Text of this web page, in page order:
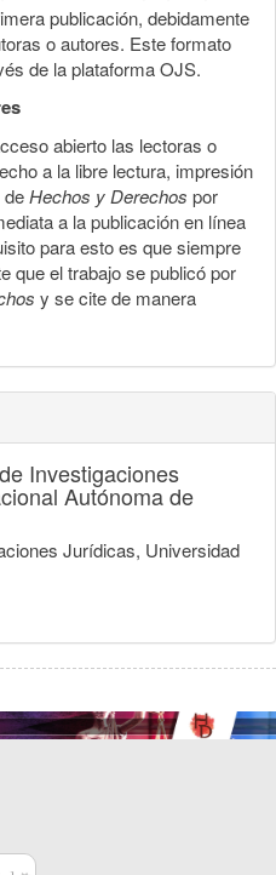
publicación, debidamente
o autores. Este formato
de la plataforma OJS.
abierto las lectoras o
a la libre lectura, impresión
deHechos y Derechos por
a la publicación en línea
para esto es que siempre
que el trabajo se publicó por
y se cite de manera
Investigaciones
Autónoma de
Jurídicas, Universidad